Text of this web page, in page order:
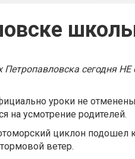
Петропавловска сегодня
уроки не
на усмотрение родителей.
циклон подошел
ветер.